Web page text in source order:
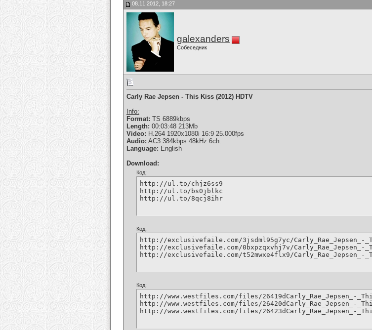
08.11.2012, 18:27
galexanders
Собеседник
Carly Rae Jepsen - This Kiss (2012) HDTV
Info:
Format: TS 6889kbps
Length: 00:03:48 213Mb
Video: H.264 1920x1080i 16:9 25.000fps
Audio: AC3 384kbps 48kHz 6ch.
Language: English
Download:
Код:
http://ul.to/chjz6ss9
http://ul.to/bs0jblkc
http://ul.to/8qcj8ihr
Код:
http://exclusivefaile.com/3jsdml95g7yc/Carly_Rae_Jepsen_-
http://exclusivefaile.com/0bxpzqxvhj7v/Carly_Rae_Jepsen_-
http://exclusivefaile.com/t52mwxe4flx9/Carly_Rae_Jepsen_-
Код:
http://www.westfiles.com/files/26419dCarly_Rae_Jepsen_-
http://www.westfiles.com/files/26420dCarly_Rae_Jepsen_-
http://www.westfiles.com/files/26423dCarly_Rae_Jepsen_-